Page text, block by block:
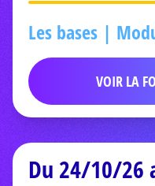
Les bases |
VOIR LA
Du 24/10/26